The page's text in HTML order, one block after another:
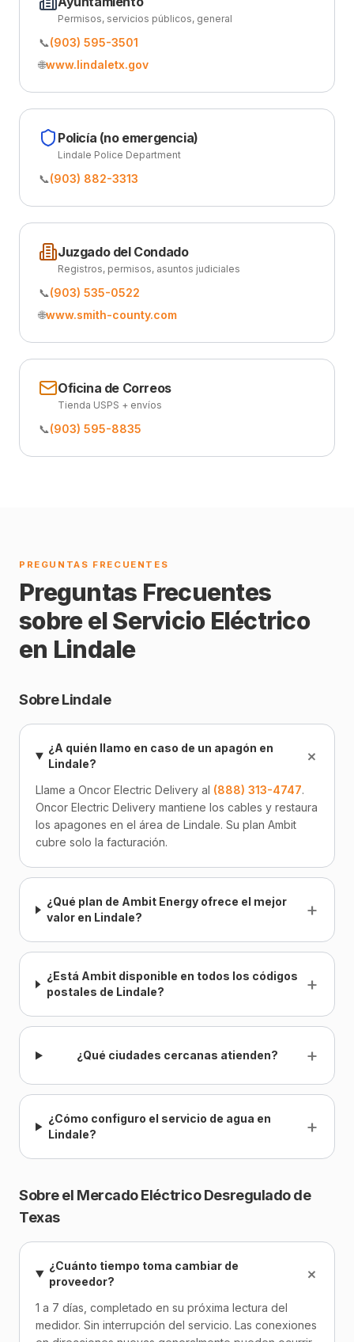
Permisos, servicios públicos, general
📞(903) 595-3501
🌐www.lindaletx.gov
Policía (no emergencia)
Lindale Police Department
📞(903) 882-3313
Juzgado del Condado
Registros, permisos, asuntos judiciales
📞(903) 535-0522
🌐www.smith-county.com
Oficina de Correos
Tienda USPS + envíos
📞(903) 595-8835
PREGUNTAS FRECUENTES
Preguntas Frecuentes
sobre el Servicio Eléctrico
en Lindale
Sobre Lindale
¿A quién llamo en caso de un apagón en
Lindale?
+
Llame a Oncor Electric Delivery al (888) 313-4747.
Oncor Electric Delivery mantiene los cables y restaura
los apagones en el área de Lindale. Su plan Ambit
cubre solo la facturación.
¿Qué plan de Ambit Energy ofrece el mejor
valor en Lindale?
+
¿Está Ambit disponible en todos los códigos
postales de Lindale?
+
¿Qué ciudades cercanas atienden? +
¿Cómo configuro el servicio de agua en
Lindale?
+
Sobre el Mercado Eléctrico Desregulado de
Texas
¿Cuánto tiempo toma cambiar de
proveedor?
+
1 a 7 días, completado en su próxima lectura del
medidor. Sin interrupción del servicio. Las conexiones